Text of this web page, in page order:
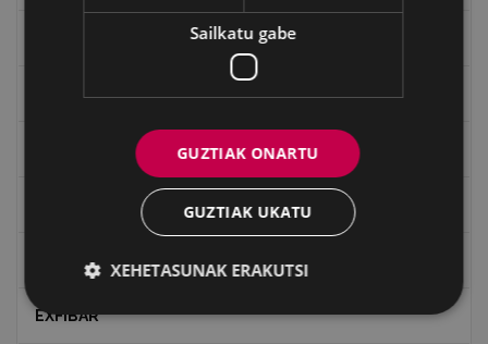
Kultura egitaraua
"Gure Herria" aldizkaria
Txostenak eta dokumentuak
EXFIBAR
Sailkatu gabe
GUZTIAK ONARTU
GUZTIAK UKATU
XEHETASUNAK ERAKUTSI